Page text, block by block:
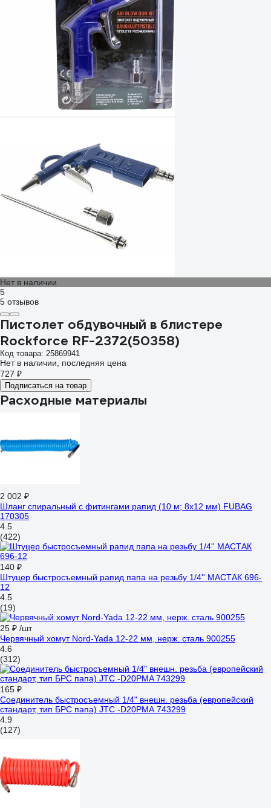
Нет в наличии
5
5 отзывов
Пистолет обдувочный в блистере
Rockforce RF-2372(50358)
Код товара: 25869941
Нет в наличии, последняя цена
727 ₽
Подписаться на товар
Расходные материалы
2 002 ₽
Шланг спиральный с фитингами рапид (10 м; 8x12 мм) FUBAG
170305
4.5
(422)
140 ₽
Штуцер быстросъемный рапид папа на резьбу 1/4'' МАСТАК 696-
12
4.5
(19)
25 ₽ /шт
Червячный хомут Nord-Yada 12-22 мм, нерж. сталь 900255
4.6
(312)
165 ₽
Соединитель быстросъемный 1/4" внешн. резьба (европейский
стандарт, тип БРС папа) JTC -D20PMA 743299
4.9
(127)